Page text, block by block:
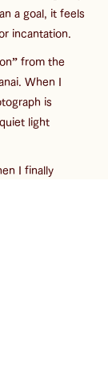
a goal, it feels
incantation.
from the
When I
is
light
I finally